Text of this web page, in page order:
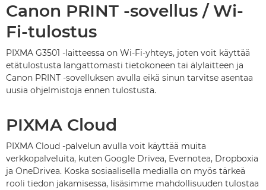
Canon PRINT -sovellus / Wi-
Fi-tulostus
PIXMA G3501 -laitteessa on Wi-Fi-yhteys, joten voit käyttää
etätulostusta langattomasti tietokoneen tai älylaitteen ja
Canon PRINT -sovelluksen avulla eikä sinun tarvitse asentaa
uusia ohjelmistoja ennen tulostusta.
PIXMA Cloud
PIXMA Cloud -palvelun avulla voit käyttää muita
verkkopalveluita, kuten Google Drivea, Evernotea, Dropboxia
ja OneDrivea. Koska sosiaalisella medialla on myös tärkeä
rooli tiedon jakamisessa, lisäsimme mahdollisuuden tulostaa